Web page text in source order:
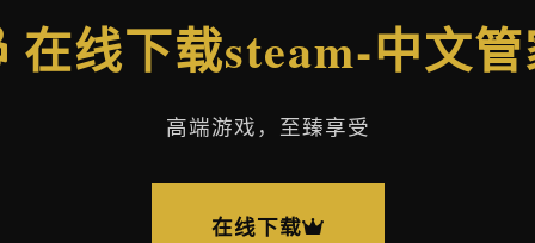
在线下载steam-中文
高端游戏，至臻享受
在线下载